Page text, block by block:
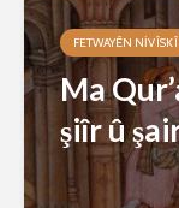
FETWAYÊN NIVÎSKÎ
Ma
şiîr û